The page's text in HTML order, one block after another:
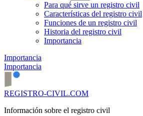
Para qué sirve un registro civil
Características del registro civil
Funciones de un registro civil
Historia del registro civil
Importancia
Importancia
Importancia
REGISTRO-CIVIL.COM
Información sobre el registro civil